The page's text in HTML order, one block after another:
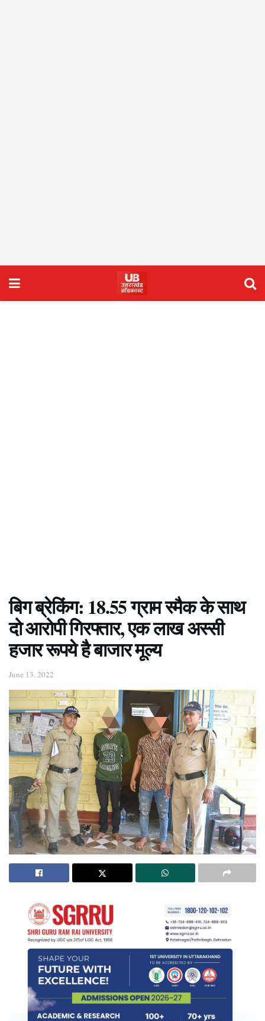
बिग ब्रेकिंग: 18.55 ग्राम स्मैक के साथ
दो आरोपी गिरफ्तार, एक लाख अस्सी
हजार रूपये है बाजार मूल्य
June 13, 2022